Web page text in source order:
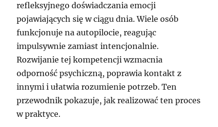
refleksyjnego doświadczania emocji
pojawiających się w ciągu dnia. Wiele osób
funkcjonuje na autopilocie, reagując
impulsywnie zamiast intencjonalnie.
Rozwijanie tej kompetencji wzmacnia
odporność psychiczną, poprawia kontakt z
innymi i ułatwia rozumienie potrzeb. Ten
przewodnik pokazuje, jak realizować ten proces
w praktyce.